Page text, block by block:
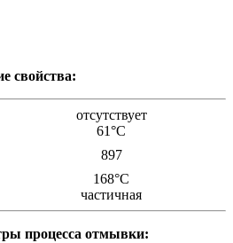
свойства:
отсутствует
61°С
897
168°С
частичная
процесса отмывки: